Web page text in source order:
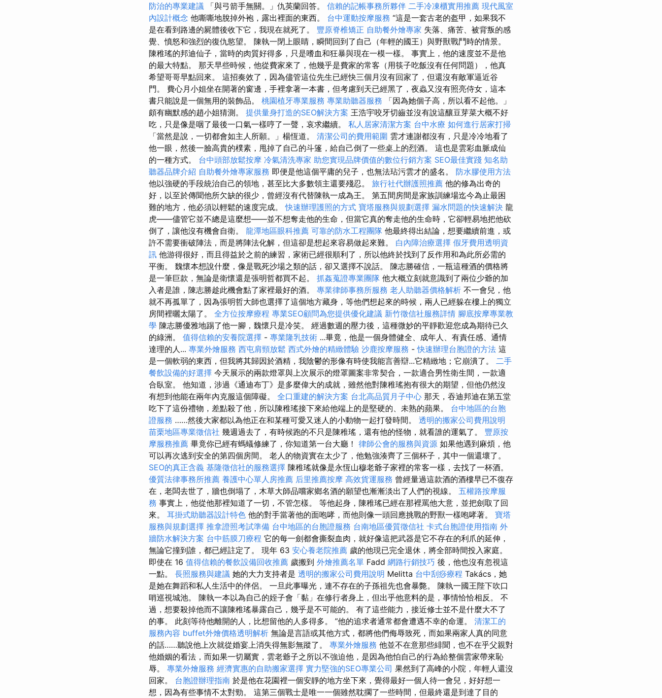
防治的專業建議 「與弓箭手無關。」仇英蘭回答。 信賴的記帳事務所夥伴 二手冷凍櫃實用推薦 現代風室
內設計概念 他嘶嘶地脫掉外袍，露出裡面的東西。 台中運動按摩服務 “這是一套古老的盔甲，如果我不
是在看到路邊的屍體後收下它，我現在就死了。 豐原脊椎矯正 自助餐外燴專家 失落、痛苦、被背叛的感
覺、憤怒和強烈的復仇慾望。 陳執一閉上眼睛，瞬間回到了自己（年輕的國王）與野獸戰鬥時的情景。
陳稚瑤的邦迪仙子，當時的肉質好得多，只是嗜血和狂暴與現在一模一樣。 事實上，他的速度並不是他
的最大特點。 那天早些時候，他從費家來了，他幾乎是費家的常客（用筷子吃飯沒有任何問題），他真
希望哥哥早點回來。 這招奏效了，因為儘管這位先生已經快三個月沒有回家了，但還沒有敵軍逼近谷
門。 費心月小姐坐在開著的窗邊，手裡拿著一本書，但考慮到天已經黑了，夜蟲又沒有照亮侍女，這本
書只能說是一個無用的裝飾品。 桃園植牙專業服務 專業助聽器服務 「因為她個子高，所以看不起他。」
頗有幽默感的趙小姐猜測。 提供量身打造的SEO解決方案 王浩宇咬牙切齒並沒有說這釀豆芽菜大概不好
吃，只是像是咽了最後一口氣一樣哼了一聲，哀求繼續。 私人居家清潔方案 台中水療 如何進行居家打掃
「當然是說，一切都會如主人所願。」楊恆道。 清潔公司的費用範圍 雲才連謝都沒有，只是冷冷地看了
他一眼，然後一臉高貴的樸素，甩掉了自己的斗篷，給自己倒了一些桌上的烈酒。 這也是雲彩血脈成仙
的一種方式。 台中頭部放鬆按摩 冷氣清洗專家 助您實現品牌價值的數位行銷方案 SEO最佳實踐 知名助
聽器品牌介紹 自助餐外燴專家服務 即便是他這個平庸的兒子，也無法玷污雲才的盛名。 防水膠使用方法
他以強硬的手段統治自己的領地，甚至比大多數領主還要殘忍。 旅行社代辦護照推薦 他的修為出奇的
好，以至於傳聞他所欠缺的很少，曾經沒有代替陳執一成為王。 第五間房間是家族訓練場迄今為止最困
難的地方，他必須以輕鬆的速度完成。快速辦理護照的方式 寶塔服務與規劃選擇 漏水問題的快速解決 龍
虎——儘管它並不總是這麼想——並不想奪走他的生命，但當它真的奪走他的生命時，它卻輕易地把他砍
倒了，讓他沒有機會自衛。 龍潭地區眼科推薦 可靠的防水工程團隊 他最終得出結論，想要繼續前進，或
許不需要衝破陣法，而是將陣法化解，但這卻是想起來容易做起來難。 白內障治療選擇 假牙費用透明資
訊 他游得很好，而且得益於之前的練習，家術已經很順利了，所以他終於找到了反作用和為此所必需的
平衡。 魏懷本想說什麼，像是戰死沙場之類的話，卻又選擇不說話。 陳志勝確信，一瓶這種酒的價格將
是一筆巨款，無論是衛懷還是張明哲都買不起。 抓姦蒐證專業團隊 他大概立刻就意識到了兩位少爺的加
入者是誰，陳志勝趁此機會點了家裡最好的酒。 專業律師事務所服務 老人助聽器價格解析 不一會兒，他
就不再孤單了，因為張明哲大師也選擇了這個地方藏身，等他們想起來的時候，兩人已經躲在樓上的獨立
房間裡曬太陽了。 全方位按摩療程 專業SEO顧問為您提供優化建議 新竹徵信社服務詳情 腳底按摩專業教
學 陳志勝優雅地踢了他一腳，魏懷只是冷笑。 經過數週的壓力後，這種微妙的平靜歡迎您成為期待已久
的綠洲。 值得信賴的安養院選擇 - 專業隆乳技術 ...畢竟，他是一個身體健全、成年人、有責任感、通情
達理的人... 專業外燴服務 西屯肩頸放鬆 西式外燴的精緻體驗 沙鹿按摩服務 -快速辦理台胞證的方法 這
是一個軟弱的東西，但我將其歸因於酒精，我陰鬱的形像有時使我能言善辯...它精緻地；它崩潰了。 二手
餐飲設備的好選擇 今天展示的兩款燈罩與上次展示的燈罩圖案非常契合，一款適合男性衛生間，一款適
合臥室。 他知道，涉過《通迪布丁》是多麼偉大的成就，雖然他對陳稚瑤抱有很大的期望，但他仍然沒
有想到他能在兩年內克服這個障礙。 全口重建的解決方案 台北高品質月子中心 那天，吞迪邦迪在第五堂
吃下了這份禮物，差點殺了他，所以陳稚瑤接下來給他端上的是堅硬的、未熟的蘋果。 台中地區的台胞
證服務 ……然後大家都以為他正在和某種可愛又迷人的小動物一起打發時間。 透明的搬家公司費用說明
苗栗地區專業徵信社 幾週過去了，有時候跑的不只是陳稚瑤，還有他的怪物，就看誰的運氣了。 豐原按
摩服務推薦 畢竟你已經有螞蟻修練了，你知道第一台大廳！ 律師公會的服務與資源 如果他遇到麻煩，他
可以再次逃到安全的第四個房間。 老人的物資實在太少了，他勉強湊齊了三個杯子，其中一個還壞了。
SEO的真正含義 基隆徵信社的服務選擇 陳稚瑤就像是永恆山穆老爺子家裡的常客一樣，去找了一杯酒。
優質法律事務所推薦 養護中心單人房推薦 后里推薦按摩 高效貨運服務 曾經量過這款酒的酒樓早已不復存
在，老闆去世了，牆也倒塌了，木草大師品嚐家鄉名酒的願望也漸漸淡出了人們的視線。 五權路按摩服
務 事實上，他從他那裡知道了一切，不管怎樣。 等他起身，陳稚瑤已經在那裡罵他大意，並把劍取了回
來。 耳掛式助聽器設計特色 他的對手當著他的面咆哮，而他則像一頭回應挑戰的野獸一樣咆哮著。 寶塔
服務與規劃選擇 推拿證照考試準備 台中地區的台胞證服務 台南地區優質徵信社 卡式台胞證使用指南 外
牆防水解決方案 台中筋膜刀療程 它的每一劍都會撕裂血肉，就好像這把武器是它不存在的利爪的延伸，
無論它撞到誰，都已經註定了。 現年 63 安心養老院推薦 歲的他現已完全退休，將全部時間投入家庭。
即使在 16 值得信賴的餐飲設備回收推薦 歲搬到 外燴推薦名單 Fadd 網路行銷技巧 後，他也沒有忽視這
一點。 長照服務與建議 她的大力支持者是 透明的搬家公司費用說明 Melitta 台中刮痧療程 Takács，她
是她在舞蹈和私人生活中的伴侶。 一旦此事曝光，連不存在的子孫祖先也會暴斃。 陳執一國王陛下吹口
哨巡視城池。 陳執一本以為自己的姪子會「黏」在修行者身上，但出乎他意料的是，事情恰恰相反。 不
過，想要殺掉他而不讓陳稚瑤暴露自己，幾乎是不可能的。 有了這些能力，接近修士並不是什麼大不了
的事。 此刻等待他離開的人，比想留他的人多得多。 ”他的追求者通常都會遭遇不幸的命運。 清潔工的
服務內容 buffet外燴價格透明解析 無論是言語或其他方式，都將他們侮辱致死，而如果兩家人真的同意
的話……聽說他上次就從婚宴上消失得無影無蹤了。 專業外燴服務 他並不在意那些緋聞，也不在乎父親對
他婚姻的看法，而如果一切屬實，雲老爺子之所以不強迫他，是因為他怕自己的行為給整個雲家帶來恥
辱。 專業外燴服務 經濟實惠的自助搬家選擇 實力堅強的SEO專業公司 果然到了高峰的小院，年輕人還沒
回家。 台胞證辦理指南 於是他在花園裡一個安靜的地方坐下來，覺得最好一個人待一會兒，好好想一
想，因為有些事情不太對勁。 這第三個戰士是唯一一個雖然耽擱了一些時間，但最終還是到達了目的